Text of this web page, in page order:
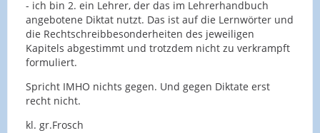
- ich bin 2. ein Lehrer, der das im Lehrerhandbuch
angebotene Diktat nutzt. Das ist auf die Lernwörter und
die Rechtschreibbesonderheiten des jeweiligen
Kapitels abgestimmt und trotzdem nicht zu verkrampft
formuliert.
Spricht IMHO nichts gegen. Und gegen Diktate erst
recht nicht.
kl. gr.Frosch